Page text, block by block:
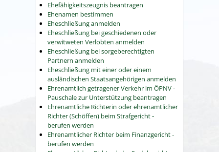
Ehefähigkeitszeugnis beantragen
Ehenamen bestimmen
Eheschließung anmelden
Eheschließung bei geschiedenen oder
verwitweten Verlobten anmelden
Eheschließung bei sorgeberechtigten
Partnern anmelden
Eheschließung mit einer oder einem
ausländischen Staatsangehörigen anmelden
Ehrenamtlich getragener Verkehr im ÖPNV -
Pauschale zur Unterstützung beantragen
Ehrenamtliche Richterin oder ehrenamtlicher
Richter (Schöffen) beim Strafgericht -
berufen werden
Ehrenamtlicher Richter beim Finanzgericht -
berufen werden